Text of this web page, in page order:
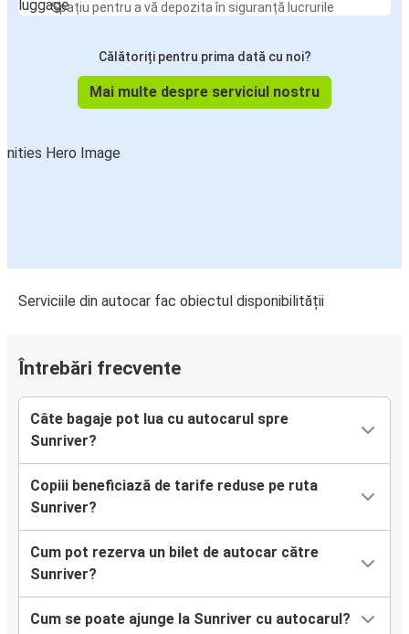
Spațiu pentru a vă depozita în siguranță lucrurile
Călătoriți pentru prima dată cu noi?
Mai multe despre serviciul nostru
Serviciile din autocar fac obiectul disponibilității
Întrebări frecvente
Câte bagaje pot lua cu autocarul spre
Sunriver?
Copiii beneficiază de tarife reduse pe ruta
Sunriver?
Cum pot rezerva un bilet de autocar către
Sunriver?
Cum se poate ajunge la Sunriver cu autocarul?